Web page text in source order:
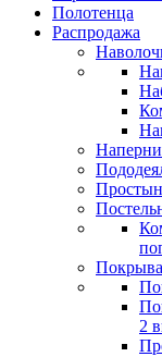
Полотенца
Распродажа
2